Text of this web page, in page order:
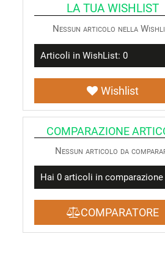
LA TUA WISHLIST
Nessun articolo nella
Articoli in WishList: 0
Wishlist
COMPARAZIONE
Nessun articolo da
Hai 0 articoli in comparazione
COMPARATORE